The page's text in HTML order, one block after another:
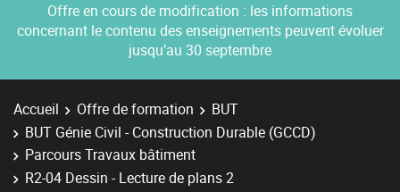
Offre en cours de modification : les informations
concernant le contenu des enseignements peuvent évoluer
jusqu’au 30 septembre
Accueil Offre de formation
BUT
BUT Génie Civil - Construction Durable (GCCD)
Parcours Travaux bâtiment
R2-04 Dessin - Lecture de plans 2